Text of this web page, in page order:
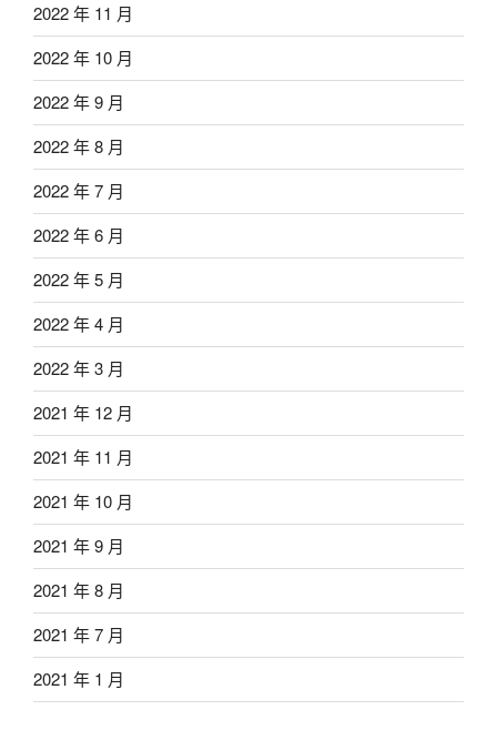
2022 年 11 月
2022 年 10 月
2022 年 9 月
2022 年 8 月
2022 年 7 月
2022 年 6 月
2022 年 5 月
2022 年 4 月
2022 年 3 月
2021 年 12 月
2021 年 11 月
2021 年 10 月
2021 年 9 月
2021 年 8 月
2021 年 7 月
2021 年 1 月